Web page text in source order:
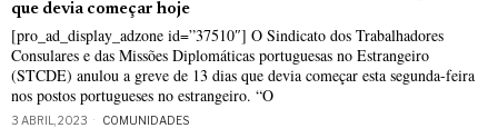
que devia começar hoje
[pro_ad_display_adzone id=”37510″] O Sindicato dos Trabalhadores
Consulares e das Missões Diplomáticas portuguesas no Estrangeiro
(STCDE) anulou a greve de 13 dias que devia começar esta segunda-feira
nos postos portugueses no estrangeiro. “O
3 ABRIL, 2023 COMUNIDADES